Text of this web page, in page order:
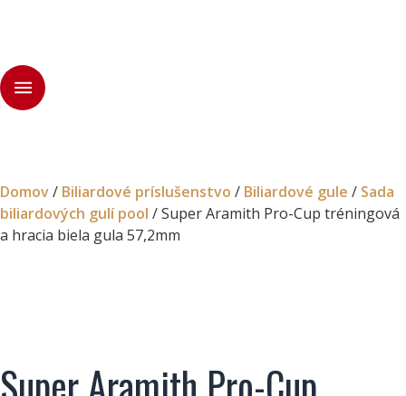
Domov/ Biliardové príslušenstvo / Biliardové gule / Sada
biliardových gulí pool / Super Aramith Pro-Cup tréningová
a hracia biela gula 57,2mm